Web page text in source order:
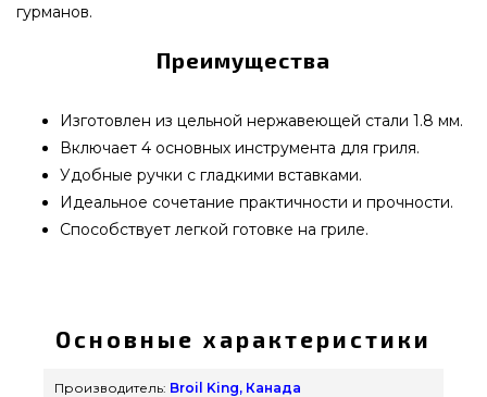
гурманов.
Преимущества
Изготовлен из цельной нержавеющей стали 1.8 мм.
Включает 4 основных инструмента для гриля.
Удобные ручки с гладкими вставками.
Идеальное сочетание практичности и прочности.
Способствует легкой готовке на гриле.
Broil King, Канада по выгодной цене всего 5 490
грн. в магазине грилей и аксессуаров
grillpoint.com.ua Смотрите и заказывайте также
Основные характеристики
Производитель: Broil King, Канада